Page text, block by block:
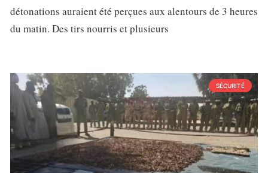
détonations auraient été perçues aux alentours de 3 heures
du matin. Des tirs nourris et plusieurs
SÉCURITÉ